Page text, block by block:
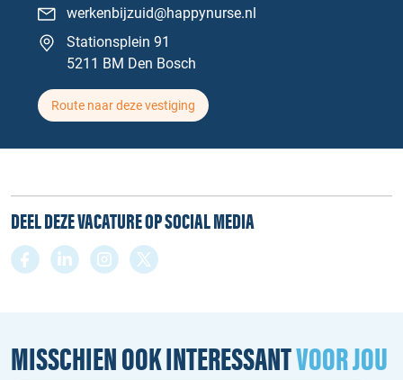
werkenbijzuid@happynurse.nl
Stationsplein 91
5211 BM Den Bosch
Route naar deze vestiging
DEEL DEZE VACATURE OP SOCIAL MEDIA
MISSCHIEN OOK INTERESSANTVOOR JOU